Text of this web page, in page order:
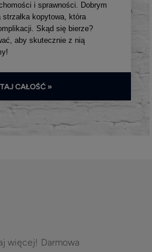
i sprawności. Dobrym
strzałka kopytowa, która
Skąd się bierze?
aby skutecznie z nią
CAŁOŚĆ »
więcej! Darmowa